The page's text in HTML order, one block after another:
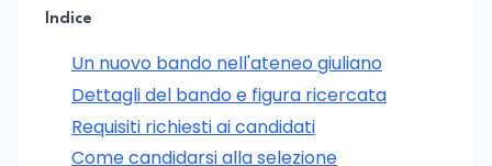
Indice
Un nuovo bando nell'ateneo giuliano
Dettagli del bando e figura ricercata
Requisiti richiesti ai candidati
Come candidarsi alla selezione